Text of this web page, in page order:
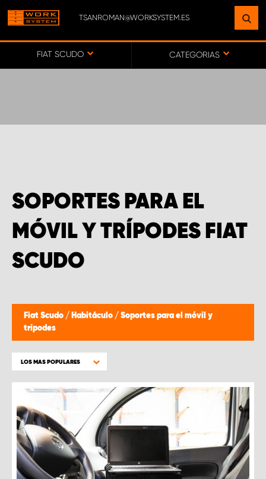
TSANROMAN@WORKSYSTEM.ES
FIAT SCUDO CATEGORIAS
SOPORTES PARA EL
MÓVIL Y TRÍPODES FIAT
SCUDO
Fiat Scudo / Habitáculo / Soportes para el móvil y
trípodes
LOS MAS POPULARES
ENCUENTRE UNA INSTALACIÓN
CERCA DE USTED